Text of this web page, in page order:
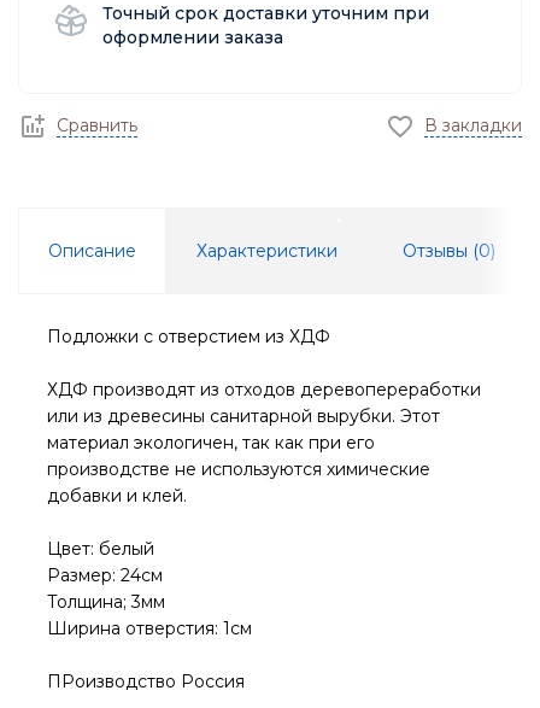
Точный срок доставки уточним при
оформлении заказа
Сравнить В закладки
Описание Характеристики Отзывы (0)
Подложки с отверстием из ХДФ
ХДФ производят из отходов деревопереработки
или из древесины санитарной вырубки. Этот
материал экологичен, так как при его
производстве не используются химические
добавки и клей.
Цвет: белый
Размер: 24см
Толщина; 3мм
Ширина отверстия: 1см
ПРоизводство Россия